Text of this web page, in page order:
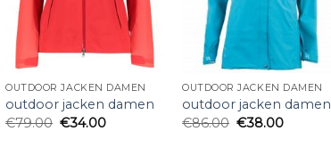
OUTDOOR JACKEN DAMEN
outdoor jacken damen
€79.00 €34.00
OUTDOOR JACKEN DAMEN
outdoor jacken damen
€86.00 €38.00